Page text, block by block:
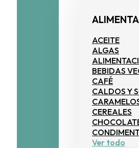
ACEITE
ALGAS
BEBIDAS
CAFÉ
CALDOS Y
CEREALES
Ver todo